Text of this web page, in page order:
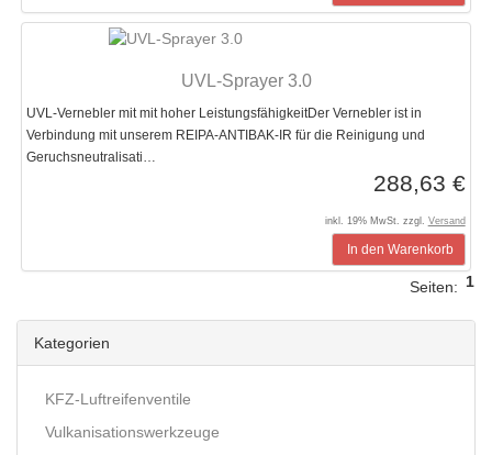
UVL-Sprayer 3.0
UVL-Vernebler mit mit hoher LeistungsfähigkeitDer Vernebler ist in
Verbindung mit unserem REIPA-ANTIBAK-IR für die Reinigung und
Geruchsneutralisati…
288,63 €
inkl. 19% MwSt. zzgl. Versand
In den Warenkorb
1
Seiten:
Kategorien
KFZ-Luftreifenventile
Vulkanisationswerkzeuge